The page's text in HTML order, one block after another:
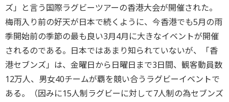
ズ」と言う国際ラグビーツアーの香港大会が開催された。
梅雨入り前の好天が日本で続くように、今香港でも5月の雨
季開始前の季節の最も良い3月4月に大きなイベントが開催
されるのである。日本ではあまり知られていないが、「香
港セブンズ」は、金曜日から日曜日まで3日間、観客動員数
12万人、男女40チームが覇を競い合うラグビーイベントで
ある。（因みに15人制ラグビーに対して7人制の為セブンズ